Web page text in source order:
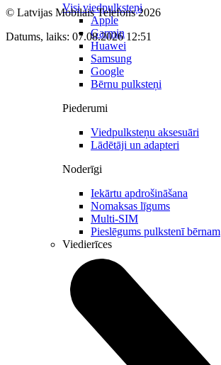
Visi viedpulksteņi
Apple
Garmin
Huawei
Samsung
Google
Bērnu pulksteņi
Piederumi
Viedpulksteņu aksesuāri
Lādētāji un adapteri
Noderīgi
Iekārtu apdrošināšana
Nomaksas līgums
Multi-SIM
Pieslēgums pulkstenī bērnam
Viedierīces
© Latvijas Mobilais Telefons2026
Datums, laiks: 07.08.2026 12:51